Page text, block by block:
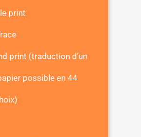
print
print (traduction d’un
possible en 44